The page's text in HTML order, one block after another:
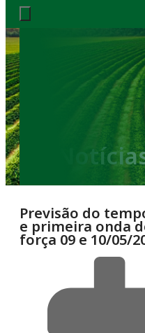
Previsão do
e primeira onda
força 09 e 10/05/